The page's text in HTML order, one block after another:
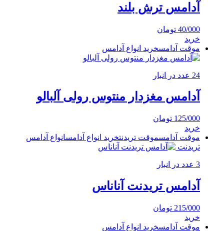
آدامس ترش بلند
40/000 تومان
خرید
موقت آدامسخرید انواع آدامس
24 عدد در انبار
آدامس مغزدار منتوس رولی آلبالو
125/000 تومان
خرید
موقت آدامسموقت تریدنتخرید انواع آدامسانواع آدامس
تریدنت
3 عدد در انبار
آدامس تریدنت آناناس
215/000 تومان
خرید
موقت آدامسخرید انواع آدامس